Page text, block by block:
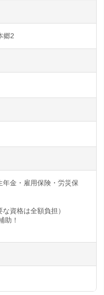
郷2
金・雇用保険・労災保
資格は全額負担）
助！